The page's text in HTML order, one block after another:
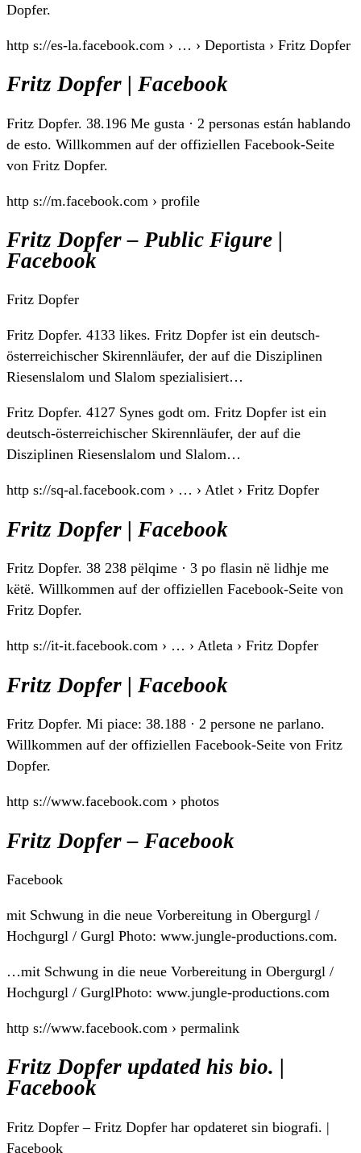
Dopfer.
http s://es-la.facebook.com › … › Deportista › Fritz Dopfer
Fritz Dopfer | Facebook
Fritz Dopfer. 38.196 Me gusta · 2 personas están hablando
de esto. Willkommen auf der offiziellen Facebook-Seite
von Fritz Dopfer.
http s://m.facebook.com › profile
Fritz Dopfer – Public Figure |
Facebook
Fritz Dopfer
Fritz Dopfer. 4133 likes. Fritz Dopfer ist ein deutsch-
österreichischer Skirennläufer, der auf die Disziplinen
Riesenslalom und Slalom spezialisiert…
Fritz Dopfer. 4127 Synes godt om. Fritz Dopfer ist ein
deutsch-österreichischer Skirennläufer, der auf die
Disziplinen Riesenslalom und Slalom…
http s://sq-al.facebook.com › … › Atlet › Fritz Dopfer
Fritz Dopfer | Facebook
Fritz Dopfer. 38 238 pëlqime · 3 po flasin në lidhje me
këtë. Willkommen auf der offiziellen Facebook-Seite von
Fritz Dopfer.
http s://it-it.facebook.com › … › Atleta › Fritz Dopfer
Fritz Dopfer | Facebook
Fritz Dopfer. Mi piace: 38.188 · 2 persone ne parlano.
Willkommen auf der offiziellen Facebook-Seite von Fritz
Dopfer.
http s://www.facebook.com › photos
Fritz Dopfer – Facebook
Facebook
mit Schwung in die neue Vorbereitung in Obergurgl /
Hochgurgl / Gurgl Photo: www.jungle-productions.com.
…mit Schwung in die neue Vorbereitung in Obergurgl /
Hochgurgl / GurglPhoto: www.jungle-productions.com
http s://www.facebook.com › permalink
Fritz Dopfer updated his bio. |
Facebook
Fritz Dopfer – Fritz Dopfer har opdateret sin biografi. |
Facebook